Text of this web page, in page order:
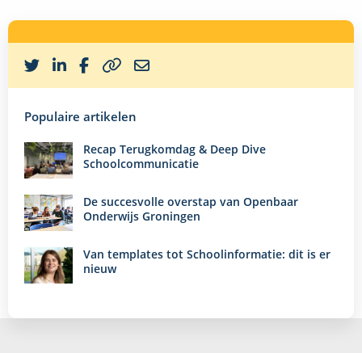
Copy
to
clipboard
Populaire artikelen
Recap Terugkomdag & Deep Dive
Schoolcommunicatie
Lees
verder
De succesvolle overstap van Openbaar
Onderwijs Groningen
Lees
verder
Van templates tot Schoolinformatie: dit is er
nieuw
Lees
verder